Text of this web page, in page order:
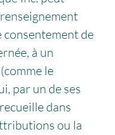
consentement de
à un
le
par un de ses
dans
ou la